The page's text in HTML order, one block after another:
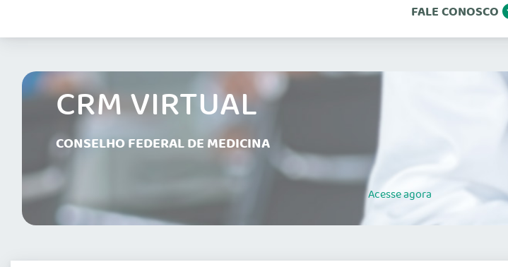
FALE CONOSCO
CRM VIRTUAL
CONSELHO FEDERAL DE MEDICINA
Acesseagora